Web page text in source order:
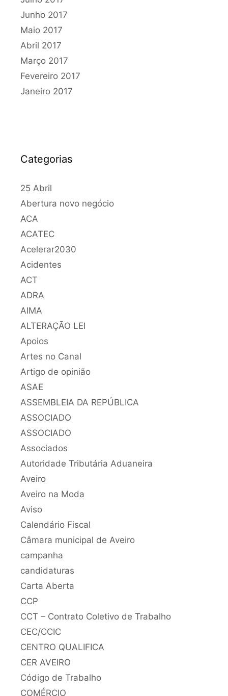
Junho 2017
Maio 2017
Abril 2017
Março 2017
Fevereiro 2017
Janeiro 2017
Categorias
25 Abril
Abertura novo negócio
ACA
ACATEC
Acelerar2030
Acidentes
ACT
ADRA
AIMA
ALTERAÇÃO LEI
Apoios
Artes no Canal
Artigo de opinião
ASAE
ASSEMBLEIA DA REPÚBLICA
ASSOCIADO
ASSOCIADO
Associados
Autoridade Tributária Aduaneira
Aveiro
Aveiro na Moda
Aviso
Calendário Fiscal
Câmara municipal de Aveiro
campanha
candidaturas
Carta Aberta
CCP
CCT – Contrato Coletivo de Trabalho
CEC/CCIC
CENTRO QUALIFICA
CER AVEIRO
Código de Trabalho
COMÉRCIO